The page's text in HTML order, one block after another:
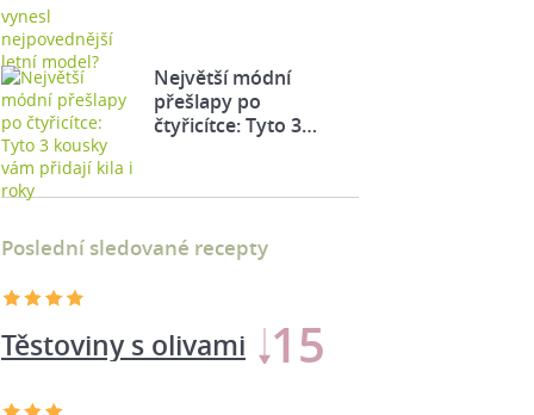
Největší módní
přešlapy po
čtyřicítce: Tyto 3…
Poslední sledované recepty
Těstoviny s olivami 15